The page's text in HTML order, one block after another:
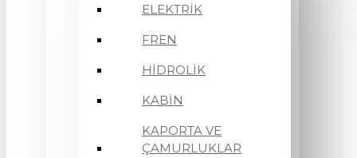
ELEKTRİK
FREN
HİDROLİK
KABİN
KAPORTA VE
ÇAMURLUKLAR